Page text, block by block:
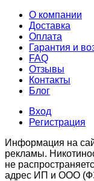
О компании
Доставка
Оплата
Гарантия и
FAQ
Отзывы
Контакты
Блог
Вход
Регистрация
Информация на
рекламы.
не
адрес ИП и ООО